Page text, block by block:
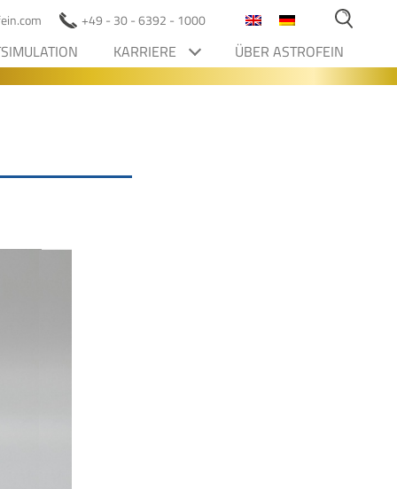
+49 - 30 - 6392 - 1000
KARRIERE ÜBER ASTROFEIN